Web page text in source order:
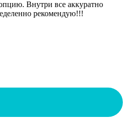
Внутри все аккуратно
рекомендую!!!